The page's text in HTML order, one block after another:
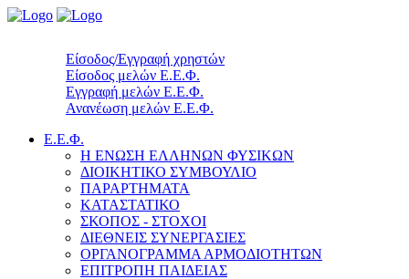
Είσοδος/Εγγραφή χρηστών
Είσοδος μελών Ε.Ε.Φ.
Εγγραφή μελών Ε.Ε.Φ.
Ανανέωση μελών Ε.Ε.Φ.
Ε.Ε.Φ.
Η ΕΝΩΣΗ ΕΛΛΗΝΩΝ ΦΥΣΙΚΩΝ
ΔΙΟΙΚΗΤΙΚΟ ΣΥΜΒΟΥΛΙΟ
ΠΑΡΑΡΤΗΜΑΤΑ
ΚΑΤΑΣΤΑΤΙΚΟ
ΣΚΟΠΟΣ - ΣΤΟΧΟΙ
ΔΙΕΘΝΕΙΣ ΣΥΝΕΡΓΑΣΙΕΣ
ΟΡΓΑΝΟΓΡΑΜΜΑ ΑΡΜΟΔΙΟΤΗΤΩΝ
ΕΠΙΤΡΟΠΗ ΠΑΙΔΕΙΑΣ